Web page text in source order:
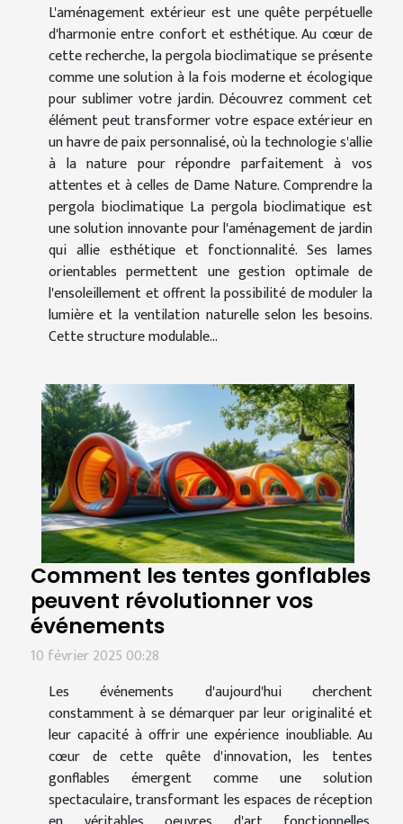
L'aménagement extérieur est une quête perpétuelle
d'harmonie entre confort et esthétique. Au cœur de
cette recherche, la pergola bioclimatique se présente
comme une solution à la fois moderne et écologique
pour sublimer votre jardin. Découvrez comment cet
élément peut transformer votre espace extérieur en
un havre de paix personnalisé, où la technologie s'allie
à la nature pour répondre parfaitement à vos
attentes et à celles de Dame Nature. Comprendre la
pergola bioclimatique La pergola bioclimatique est
une solution innovante pour l'aménagement de jardin
qui allie esthétique et fonctionnalité. Ses lames
orientables permettent une gestion optimale de
l'ensoleillement et offrent la possibilité de moduler la
lumière et la ventilation naturelle selon les besoins.
Cette structure modulable...
Comment les tentes gonflables
peuvent révolutionner vos
événements
10 février 2025 00:28
Les événements d'aujourd'hui cherchent
constamment à se démarquer par leur originalité et
leur capacité à offrir une expérience inoubliable. Au
cœur de cette quête d'innovation, les tentes
gonflables émergent comme une solution
spectaculaire, transformant les espaces de réception